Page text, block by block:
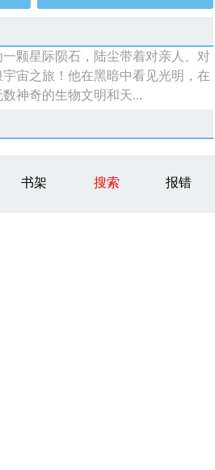
颗星际陨石，陆尘带着对亲人、对
宙之旅！他在黑暗中看见光明，在
神奇的生物文明和天...
书架 搜索 报错